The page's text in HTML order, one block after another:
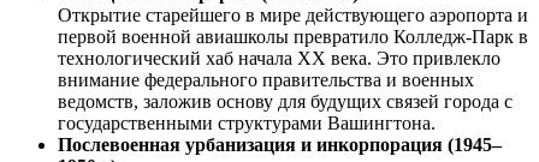
Открытие старейшего в мире действующего аэропорта и
первой военной авиашколы превратило Колледж-Парк в
технологический хаб начала XX века. Это привлекло
внимание федерального правительства и военных
ведомств, заложив основу для будущих связей города с
государственными структурами Вашингтона.
Послевоенная урбанизация и инкорпорация (1945–